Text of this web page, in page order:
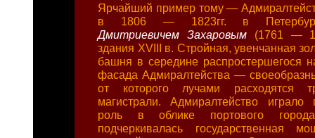
Ярчайший пример тому —
в 1806 — 1823гг. в
Дмитриевичем Захаровым (1761 —
здания XVIII в. Стройная, увенчанная
башня в середине распростершегося
фасада Адмиралтейства —
от которого лучами расходятся
магистрали. Адмиралтейство играло
роль в облике портового
подчеркивалась государственная